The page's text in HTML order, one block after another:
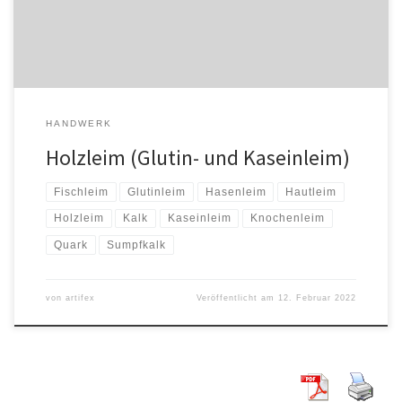
HANDWERK
Holzleim (Glutin- und Kaseinleim)
Fischleim Glutinleim Hasenleim Hautleim
Holzleim Kalk Kaseinleim Knochenleim
Quark Sumpfkalk
von artifex Veröffentlicht am 12. Februar 2022